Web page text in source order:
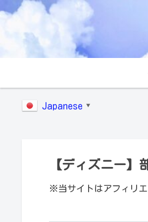
Japanese ▼
【ディズニー】
※当サイトはアフィリ